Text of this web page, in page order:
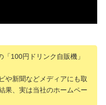
100円ドリンク自販機」
や新聞などメディアにも取
果、実は当社のホームペー